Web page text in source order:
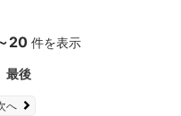
20件を表示
最後
へ